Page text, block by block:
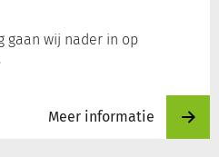
gaan wij nader in op
Meer informatie